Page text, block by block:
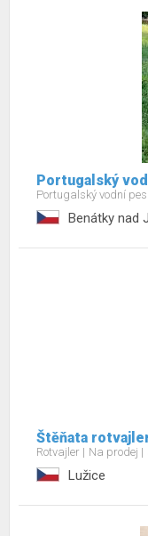
Portugalský
Portugalský vodní
Benátky nad
Štěňata
Rotvajler Na prodej
Lužice